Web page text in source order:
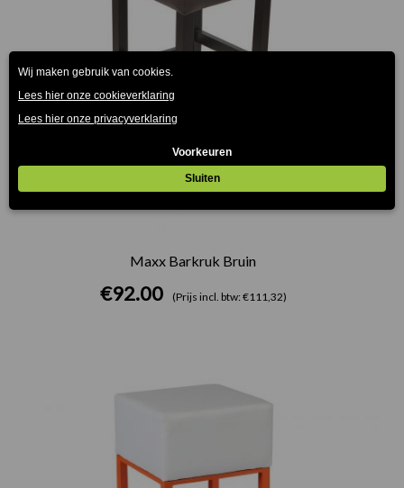
Maxx Barkruk Bruin
€92.00 (Prijs incl. btw: €111,32)